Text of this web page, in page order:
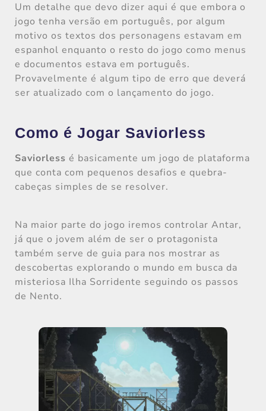
Um detalhe que devo dizer aqui é que embora o
jogo tenha versão em português, por algum
motivo os textos dos personagens estavam em
espanhol enquanto o resto do jogo como menus
e documentos estava em português.
Provavelmente é algum tipo de erro que deverá
ser atualizado com o lançamento do jogo.
Como é Jogar Saviorless
Saviorless é basicamente um jogo de plataforma
que conta com pequenos desafios e quebra-
cabeças simples de se resolver.
Na maior parte do jogo iremos controlar Antar,
já que o jovem além de ser o protagonista
também serve de guia para nos mostrar as
descobertas explorando o mundo em busca da
misteriosa Ilha Sorridente seguindo os passos
de Nento.